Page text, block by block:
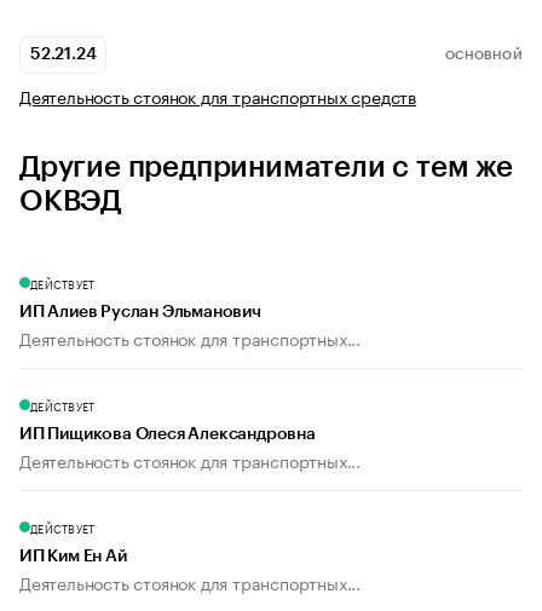
52.21.24 ОСНОВНОЙ
Деятельность стоянок для транспортных средств
Другие предприниматели с тем же
ОКВЭД
ДЕЙСТВУЕТ
ИП Алиев Руслан Эльманович
Деятельность стоянок для транспортных...
ДЕЙСТВУЕТ
ИП Пищикова Олеся Александровна
Деятельность стоянок для транспортных...
ДЕЙСТВУЕТ
ИП Ким Ен Ай
Деятельность стоянок для транспортных...